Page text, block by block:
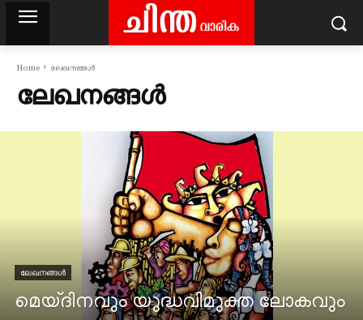
Home ലേഖനങ്ങൾ
ലേഖനങ്ങൾ
ലേഖനങ്ങൾ
മെയ്ദിനവും യുദ്ധവിമുക്ത ലോകവും